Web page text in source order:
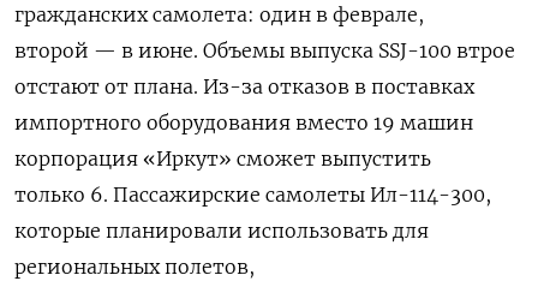
гражданских самолета: один в феврале,
второй — в июне. Объемы выпуска SSJ-100 втрое
отстают от плана. Из-за отказов в поставках
импортного оборудования вместо 19 машин
корпорация «Иркут» сможет выпустить
только 6. Пассажирские самолеты Ил-114-300,
которые планировали использовать для
региональных полетов,